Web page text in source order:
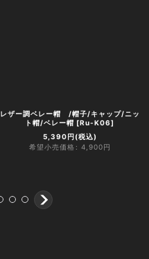
レザー調ベレー帽 /帽子/キャップ/ニッ
ト帽/ベレー帽 [Ru-K06]
5,390 円 (税込)
希望小売価格 : 4,900円